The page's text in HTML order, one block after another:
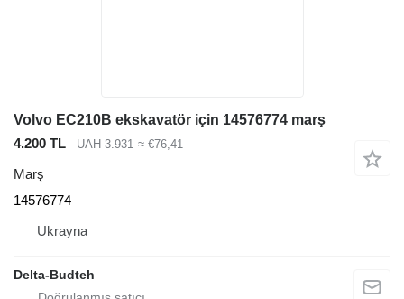
Volvo EC210B ekskavatör için 14576774 marş
4.200 TL
UAH 3.931 ≈ €76,41
Marş
14576774
Ukrayna
Delta-Budteh